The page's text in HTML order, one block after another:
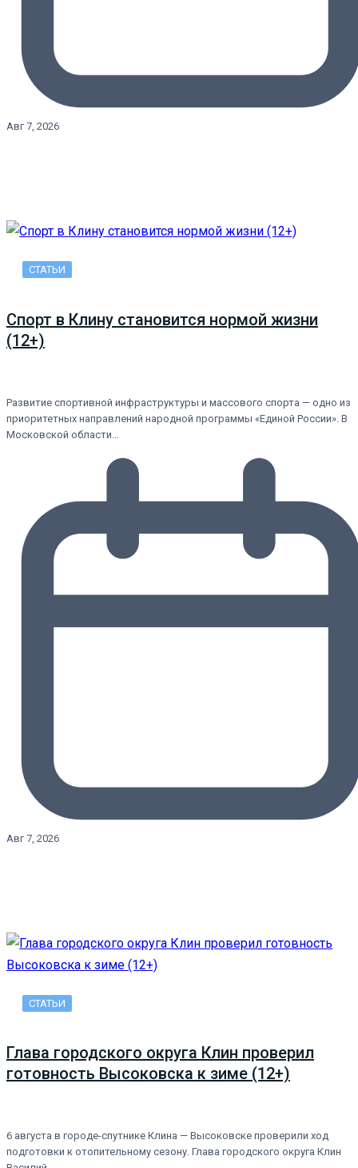
Авг 7, 2026
СТАТЬИ
Спорт в Клину становится нормой жизни
(12+)
Развитие спортивной инфраструктуры и массового спорта — одно из
приоритетных направлений народной программы «Единой России». В
Московской области…
Авг 7, 2026
СТАТЬИ
Глава городского округа Клин проверил
готовность Высоковска к зиме (12+)
6 августа в городе-спутнике Клина — Высоковске проверили ход
подготовки к отопительному сезону. Глава городского округа Клин